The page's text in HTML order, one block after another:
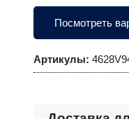
Посмотреть
Артикулы: